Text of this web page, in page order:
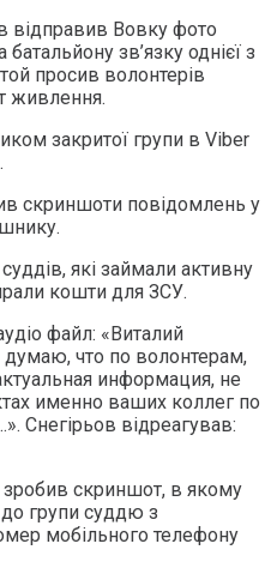
відправив Вовку фото
зв’язку однієї з
просив волонтерів
живлення.
закритої групи в Viber
скриншоти повідомлень у
які займали активну
кошти для ЗСУ.
файл: «Виталий
что по волонтерам,
информация, не
именно ваших коллег по
Снегірьов відреагував:
зробив скриншот, в якому
групи суддю з
мобільного телефону